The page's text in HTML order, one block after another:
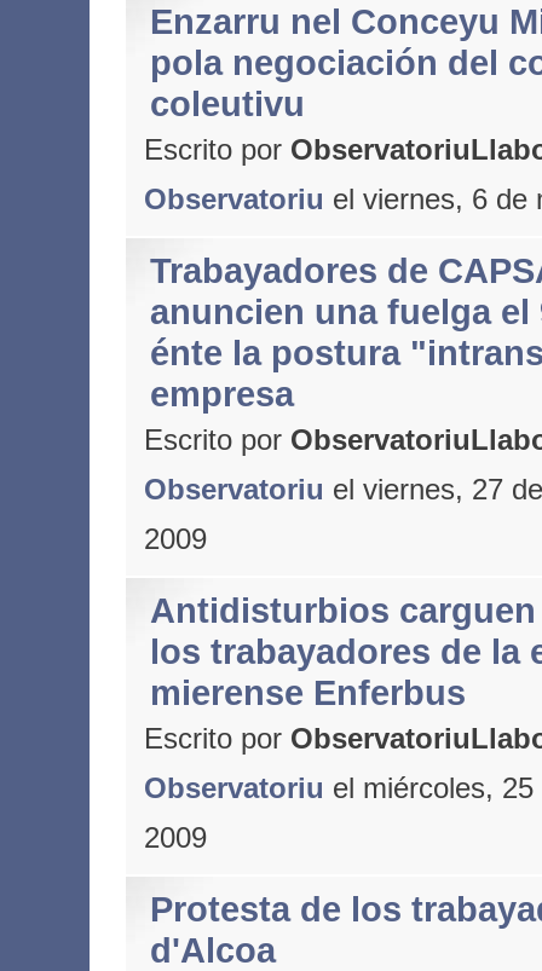
Enzarru nel Conceyu
pola negociación del
coleutivu
Escrito por
Observatoriu el viernes, 6 de
Trabayadores de
anuncien una fuelga el
énte la postura
empresa
Escrito por
Observatoriu el viernes, 27
2009
Antidisturbios
los trabayadores de la
mierense Enferbus
Escrito por
Observatoriu el miércoles,
2009
Protesta de los
d'Alcoa